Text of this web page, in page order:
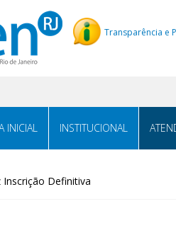
Transparência e
INICIAL INSTITUCIONAL
Inscrição Definitiva